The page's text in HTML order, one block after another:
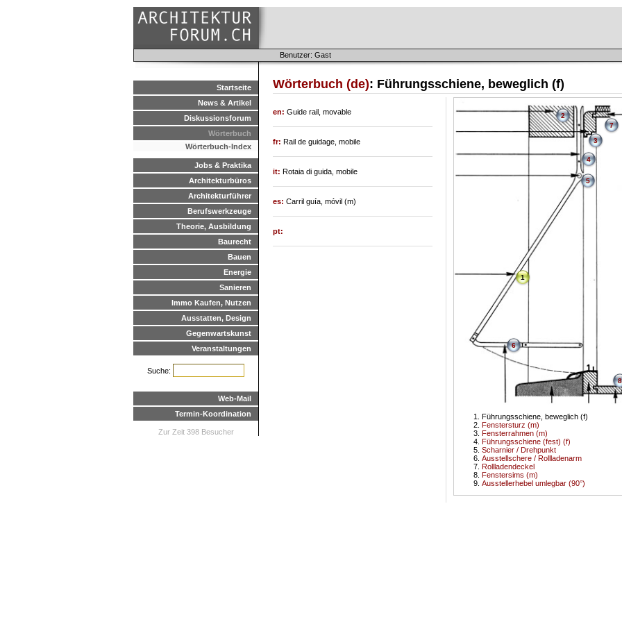
Benutzer: Gast
Startseite
News & Artikel
Diskussionsforum
Wörterbuch
Wörterbuch-Index
Jobs & Praktika
Architekturbüros
Architekturführer
Berufswerkzeuge
Theorie, Ausbildung
Baurecht
Bauen
Energie
Sanieren
Immo Kaufen, Nutzen
Ausstatten, Design
Gegenwartskunst
Veranstaltungen
Suche:
Web-Mail
Termin-Koordination
Zur Zeit 398 Besucher
Wörterbuch (de): Führungsschiene, beweglich (f)
1
Führungsschiene, beweglich (f)
Fenstersturz (m)
2
Fensterrahmen (m)
3
Führungsschiene (fest) (f)
4
Scharnier / Drehpunkt
5
Ausstellschere / Rollladenarm
6
Rollladendeckel
7
Fenstersims (m)
8
Ausstellerhebel umlegbar (90°)
en: Guide rail, movable
fr: Rail de guidage, mobile
it: Rotaia di guida, mobile
es: Carril guía, móvil (m)
pt: